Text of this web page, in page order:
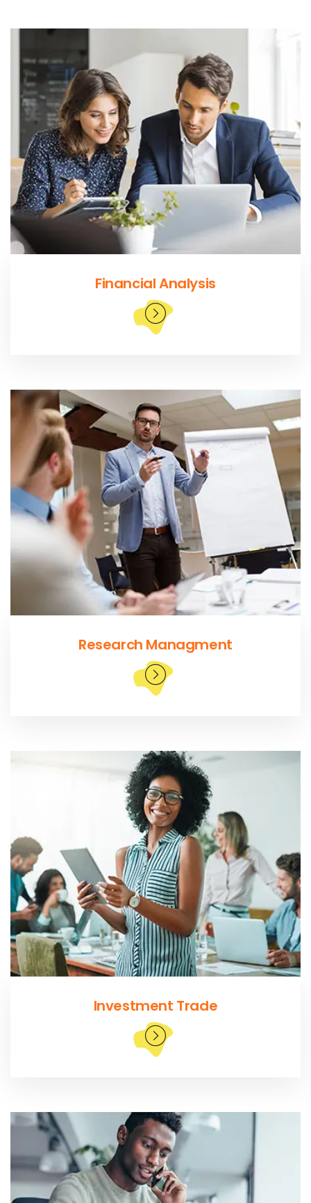
Financial Analysis
Research Managment
Investment Trade